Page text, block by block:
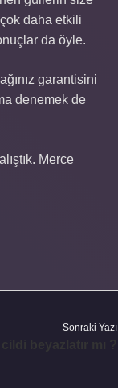
daha etkili
da öyle.
garantisini
denemek de
Merce
Sonraki Yazı